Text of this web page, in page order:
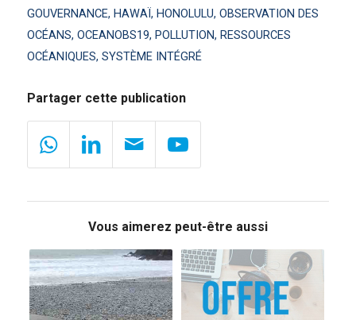
GOUVERNANCE, HAWAÏ , HONOLULU, OBSERVATION DES
OCÉANS, OCEANOBS19, POLLUTION, RESSOURCES
OCÉANIQUES, SYSTÈME INTÉGRÉ
Partager cette publication
Vous aimerez peut-être aussi